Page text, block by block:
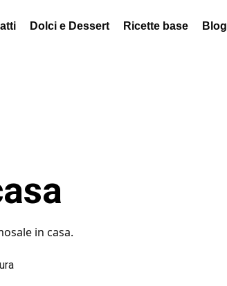
Dolci e Dessert Ricette base Blog
in casa.